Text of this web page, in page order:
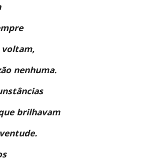
voltam,
nenhuma.
brilhavam